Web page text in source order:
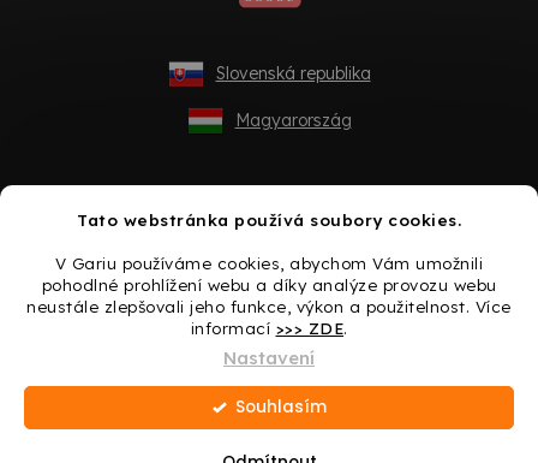
Tato webstránka používá soubory cookies.
V Gariu používáme cookies, abychom Vám umožnili
pohodlné prohlížení webu a díky analýze provozu webu
neustále zlepšovali jeho funkce, výkon a použitelnost. Více
informací >>> ZDE.
Nastavení
Souhlasím
Slovenská republika
Magyarország
Vytvořil Shoptet
Copyright 2026Gario.cz. Všechna práva vyhrazena.Upravit
nastavení cookies